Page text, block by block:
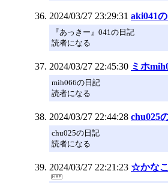
2024/03/27 23:29:31 aki041
『あっきー』041の日記
読者になる
2024/03/27 22:45:30 ミホ
mih066の日記
読者になる
2024/03/27 22:44:28 chu025
chu025の日記
読者になる
2024/03/27 22:21:23 ☆かな